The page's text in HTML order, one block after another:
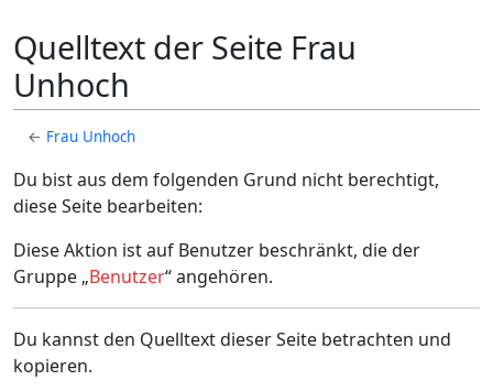
Quelltext der Seite Frau
Unhoch
← Frau Unhoch
Du bist aus dem folgenden Grund nicht berechtigt,
diese Seite bearbeiten:
Diese Aktion ist auf Benutzer beschränkt, die der
Gruppe „Benutzer“ angehören.
Du kannst den Quelltext dieser Seite betrachten und
kopieren.